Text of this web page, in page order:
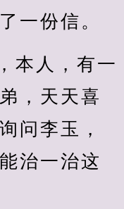
一份信。
本人，有一
，天天喜
问李玉，
治一治这